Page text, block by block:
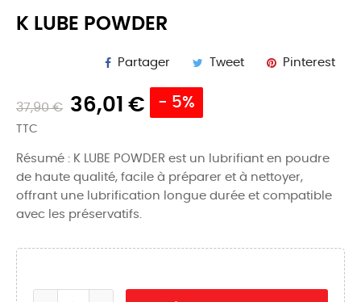
K LUBE POWDER
Partager Tweet Pinterest
37,90 € 36,01 € - 5%
TTC
Résumé : K LUBE POWDER est un lubrifiant en poudre
de haute qualité, facile à préparer et à nettoyer,
offrant une lubrification longue durée et compatible
avec les préservatifs.